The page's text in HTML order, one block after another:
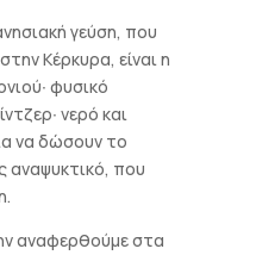
γεύση, που
Κέρκυρα, είναι η
φυσικό
νερό και
να δώσουν το
αναψυκτικό, που
αναφερθούμε στα